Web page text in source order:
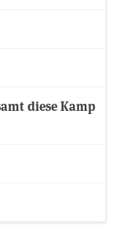
diese Kamp